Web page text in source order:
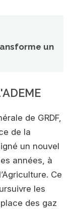
un
de GRDF,
de la
un nouvel
années, à
Ce
les
des gaz